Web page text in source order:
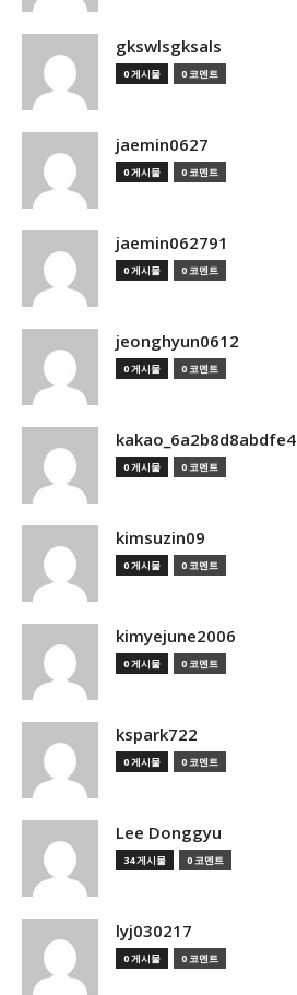
gkswlsgksals
0 게시물 0 코멘트
jaemin0627
0 게시물 0 코멘트
jaemin062791
0 게시물 0 코멘트
jeonghyun0612
0 게시물 0 코멘트
kakao_6a2b8d8abdfe4
0 게시물 0 코멘트
kimsuzin09
0 게시물 0 코멘트
kimyejune2006
0 게시물 0 코멘트
kspark722
0 게시물 0 코멘트
Lee Donggyu
34 게시물 0 코멘트
lyj030217
0 게시물 0 코멘트